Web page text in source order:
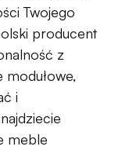
Twojego
producent
z
i
meble